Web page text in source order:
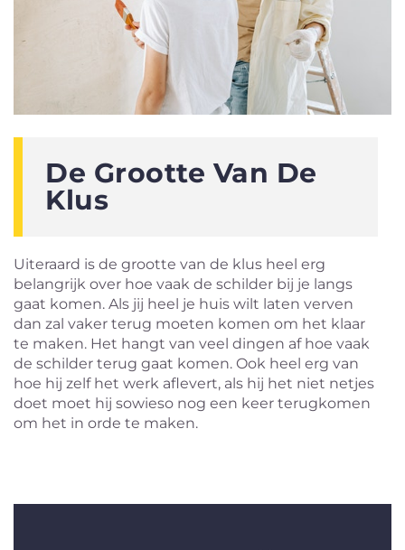
De Grootte Van De
Klus
Uiteraard is de grootte van de klus heel erg
belangrijk over hoe vaak de schilder bij je langs
gaat komen. Als jij heel je huis wilt laten verven
dan zal vaker terug moeten komen om het klaar
te maken. Het hangt van veel dingen af hoe vaak
de schilder terug gaat komen. Ook heel erg van
hoe hij zelf het werk aflevert, als hij het niet netjes
doet moet hij sowieso nog een keer terugkomen
om het in orde te maken.